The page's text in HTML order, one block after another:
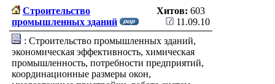
Строительство
промышленных зданий
Хитов: 603
11.09.10
: Строительство промышленных зданий,
экономическая эффективность, химическая
промышленность, потребности предприятий,
координационные размеры окон,